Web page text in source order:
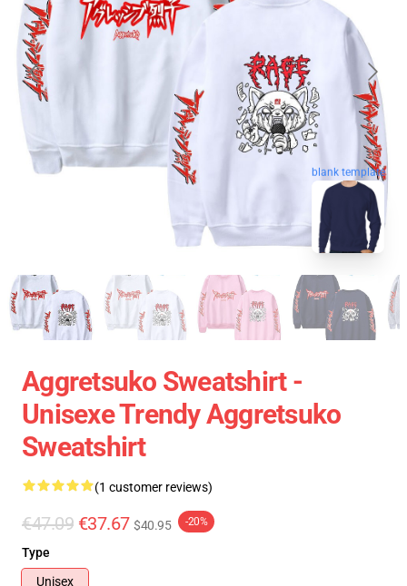
blank template
Aggretsuko Sweatshirt -
Unisexe Trendy Aggretsuko
Sweatshirt
(1 customer reviews)
€47.09 €37.67 $40.95 -20%
Type
Unisex